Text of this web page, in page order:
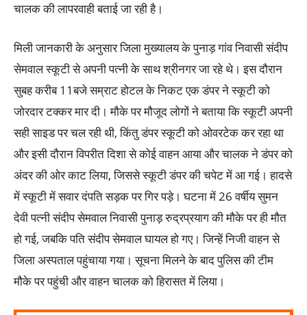
चालक की लापरवाही बताई जा रही है।
मिली जानकारी के अनुसार जिला मुख्यालय के पुनाड़ गांव निवासी संदीप
सेमवाल स्कूटी से अपनी पत्नी के साथ श्रीनगर जा रहे थे। इस दौरान
सुबह करीब 11बजे सम्राट होटल के निकट एक डंपर ने स्कूटी को
जोरदार टक्कर मार दी। मौके पर मौजूद लोगों ने बताया कि स्कूटी अपनी
सही साइड पर चल रही थी, किंतु डंपर स्कूटी को ओवरटेक कर रहा था
और इसी दौरान विपरीत दिशा से कोई वाहन आया और चालक ने डंपर को
अंदर की ओर काट लिया, जिससे स्कूटी डंपर की चपेट में आ गई। हादसे
में स्कूटी में सवार दंपति सड़क पर गिर पड़े। घटना में 26 वर्षीय सुमन
देवी पत्नी संदीप सेमवाल निवासी पुनाड़ रुद्रप्रयाग की मौके पर ही मौत
हो गई, जबकि पति संदीप सेमवाल घायल हो गए। जिन्हें निजी वाहन से
जिला अस्पताल पहुंचाया गया। सूचना मिलने के बाद पुलिस की टीम
मौके पर पहुंची और वाहन चालक को हिरासत में लिया।